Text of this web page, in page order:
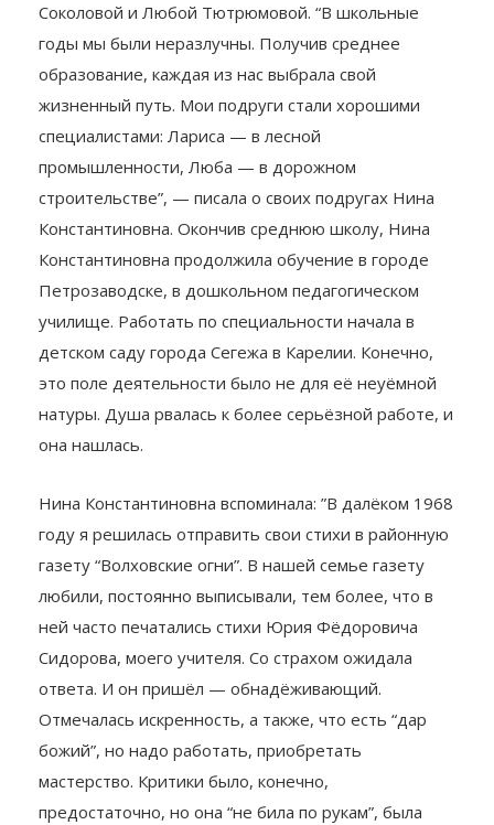
Соколовой и Любой Тютрюмовой. “В школьные
годы мы были неразлучны. Получив среднее
образование, каждая из нас выбрала свой
жизненный путь. Мои подруги стали хорошими
специалистами: Лариса — в лесной
промышленности, Люба — в дорожном
строительстве”, — писала о своих подругах Нина
Константиновна. Окончив среднюю школу, Нина
Константиновна продолжила обучение в городе
Петрозаводске, в дошкольном педагогическом
училище. Работать по специальности начала в
детском саду города Сегежа в Карелии. Конечно,
это поле деятельности было не для её неуёмной
натуры. Душа рвалась к более серьёзной работе, и
она нашлась.
Нина Константиновна вспоминала: ”В далёком 1968
году я решилась отправить свои стихи в районную
газету “Волховские огни”. В нашей семье газету
любили, постоянно выписывали, тем более, что в
ней часто печатались стихи Юрия Фёдоровича
Сидорова, моего учителя. Со страхом ожидала
ответа. И он пришёл — обнадёживающий.
Отмечалась искренность, а также, что есть “дар
божий”, но надо работать, приобретать
мастерство. Критики было, конечно,
предостаточно, но она “не била по рукам”, была